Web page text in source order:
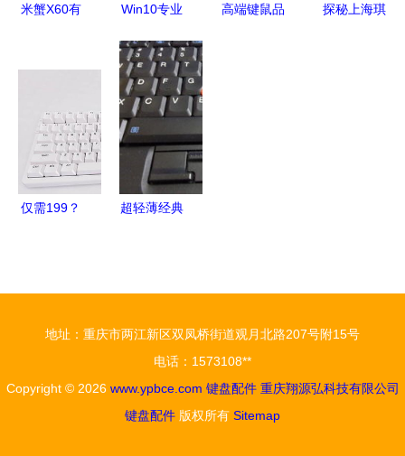
米蟹X60有
游戏两相宜
Win10专业
标价格曝
光，预计10
月上市
高端键鼠品
探秘上海琪
仅需199？
盘深度体验
超轻薄经典
的信仰之选
地址：重庆市两江新区双凤桥街道观月北路207号附15号
电话：1573108**
Copyright © 2026 www.ypbce.com 键盘配件 重庆翔源弘科技有限公司
键盘配件 版权所有 Sitemap